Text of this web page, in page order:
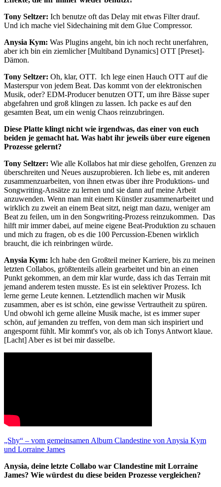
Tony Seltzer: Ich benutze oft das Delay mit etwas Filter drauf.
Und ich mache viel Sidechaining mit dem Glue Compressor.
Anysia Kym: Was Plugins angeht, bin ich noch recht unerfahren,
aber ich bin ein ziemlicher [Multiband Dynamics] OTT [Preset]-
Dämon.
Tony Seltzer: Oh, klar, OTT. Ich lege einen Hauch OTT auf die
Masterspur von jedem Beat. Das kommt von der elektronischen
Musik, oder? EDM-Producer benutzen OTT, um ihre Bässe super
abgefahren und groß klingen zu lassen. Ich packe es auf den
gesamten Beat, um ein wenig Chaos reinzubringen.
Diese Platte klingt nicht wie irgendwas, das einer von euch
beiden je gemacht hat. Was habt ihr jeweils über eure eigenen
Prozesse gelernt?
Tony Seltzer: Wie alle Kollabos hat mir diese geholfen, Grenzen zu
überschreiten und Neues auszuprobieren. Ich liebe es, mit anderen
zusammenzuarbeiten, von ihnen etwas über ihre Produktions- und
Songwriting-Ansätze zu lernen und sie dann auf meine Arbeit
anzuwenden. Wenn man mit einem Künstler zusammenarbeitet und
wirklich zu zweit an einem Beat sitzt, neigt man dazu, weniger am
Beat zu feilen, um in den Songwriting-Prozess reinzukommen. Das
hilft mir immer dabei, auf meine eigene Beat-Produktion zu schauen
und mich zu fragen, ob es die 100 Percussion-Ebenen wirklich
braucht, die ich reinbringen würde.
Anysia Kym: Ich habe den Großteil meiner Karriere, bis zu meinen
letzten Collabos, größtenteils allein gearbeitet und bin an einen
Punkt gekommen, an dem mir klar wurde, dass ich das Terrain mit
jemand anderem testen musste. Es ist ein selektiver Prozess. Ich
lerne gerne Leute kennen. Letztendlich machen wir Musik
zusammen, aber es ist schön, eine gewisse Vertrautheit zu spüren.
Und obwohl ich gerne alleine Musik mache, ist es immer super
schön, auf jemanden zu treffen, von dem man sich inspiriert und
angespornt fühlt. Mir kommt's vor, als ob ich Tonys Antwort klaue.
[Lacht] Aber es ist bei mir dasselbe.
„Shy“ – vom gemeinsamen Album Clandestine von Anysia Kym
und Lorraine James
Anysia, deine letzte Collabo war Clandestine mit Lorraine
James? Wie würdest du diese beiden Prozesse vergleichen?